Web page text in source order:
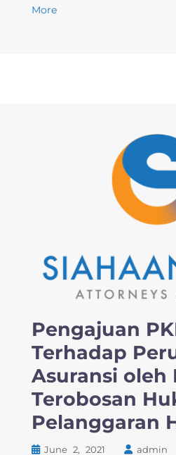
More
Pengajuan
Terhadap
Asuransi oleh
Terobosan
Pelanggaran
June 2, 2021 admin